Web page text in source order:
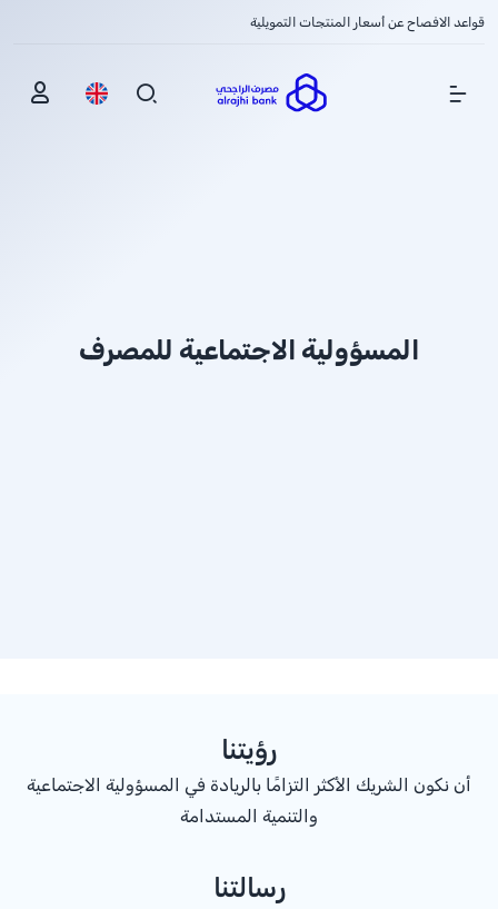
قواعد الافصاح عن أسعار المنتجات التمويلية
Show Menu
المسؤولية الاجتماعية للمصرف
رؤيتنا
أن نكون الشريك الأكثر التزامًا بالريادة في المسؤولية الاجتماعية
والتنمية المستدامة
رسالتنا